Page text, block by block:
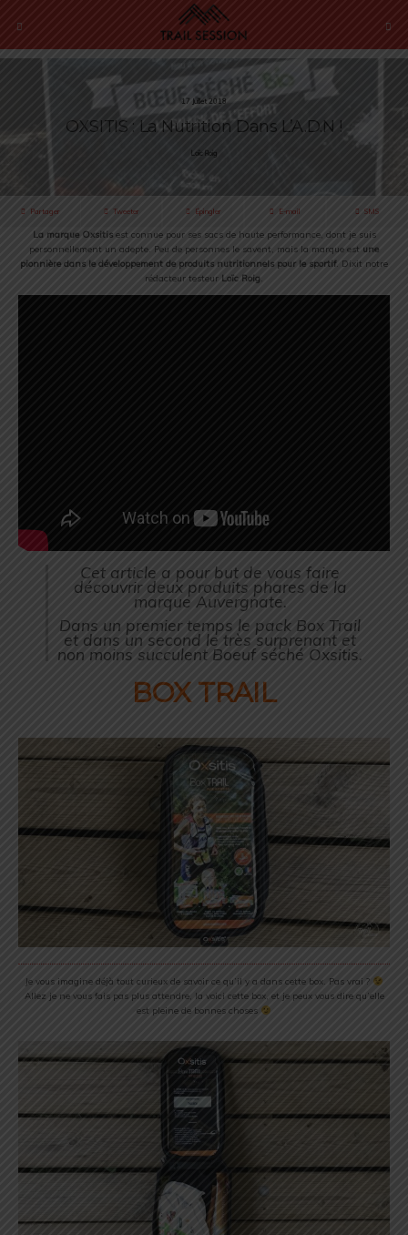
17 Juillet 2018
OXSITIS : La Nutrition Dans L’A.D.N !
Loïc Roig
Partager Tweeter Épingler E-mail SMS
La marque Oxsitisest connue pour ses sacs de haute performance, dont je suis
personnellement un adepte. Peu de personnes le savent, mais la marque est une
pionnière dans le développement de produits nutritionnels pour le sportif. Dixit notre
rédacteur testeur Loïc Roig.
Cet article a pour but de vous faire
découvrir deux produits phares de la
marque Auvergnate.
Dans un premier temps le pack Box Trail
et dans un second le très surprenant et
non moins succulent Boeuf séché Oxsitis.
BOX TRAIL
Je vous imagine déjà tout curieux de savoir ce qu’il y a dans cette box. Pas vrai ?
Allez je ne vous fais pas plus attendre, la voici cette box, et je peux vous dire qu’elle
est pleine de bonnes choses